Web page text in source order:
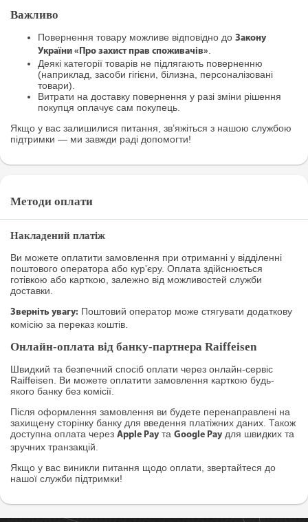
Важливо
Повернення товару можливе відповідно до Закону
України «Про захист прав споживачів».
Деякі категорії товарів не підлягають поверненню
(наприклад, засоби гігієни, білизна, персоналізовані
товари).
Витрати на доставку повернення у разі зміни рішення
покупця оплачує сам покупець.
Якщо у вас залишилися питання, зв’яжіться з нашою службою
підтримки — ми завжди раді допомогти!
Методи оплати
Накладений платіж
Ви можете оплатити замовлення при отриманні у відділенні
поштового оператора або кур'єру. Оплата здійснюється
готівкою або карткою, залежно від можливостей служби
доставки.
Зверніть увагу: Поштовий оператор може стягувати додаткову
комісію за переказ коштів.
Онлайн-оплата від банку-партнера Raiffeisen
Швидкий та безпечний спосіб оплати через онлайн-сервіс
Raiffeisen. Ви можете оплатити замовлення карткою будь-
якого банку без комісії.
Після оформлення замовлення ви будете перенаправлені на
захищену сторінку банку для введення платіжних даних. Також
доступна оплата через Apple Pay та Google Pay для швидких та
зручних транзакцій.
Якщо у вас виникли питання щодо оплати, звертайтеся до
нашої служби підтримки!